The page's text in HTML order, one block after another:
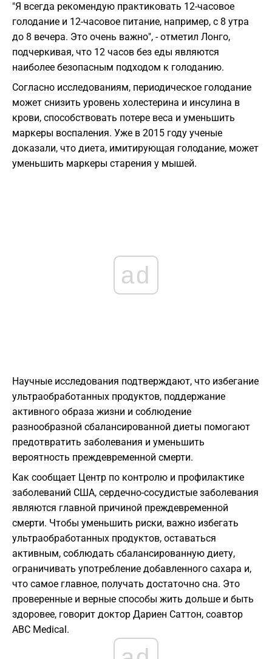
"Я всегда рекомендую практиковать 12-часовое
голодание и 12-часовое питание, например, с 8 утра
до 8 вечера. Это очень важно", - отметил Лонго,
подчеркивая, что 12 часов без еды являются
наиболее безопасным подходом к голоданию.
Согласно исследованиям, периодическое голодание
может снизить уровень холестерина и инсулина в
крови, способствовать потере веса и уменьшить
маркеры воспаления. Уже в 2015 году ученые
доказали, что диета, имитирующая голодание, может
уменьшить маркеры старения у мышей.
ad
Научные исследования подтверждают, что избегание
ультраобработанных продуктов, поддержание
активного образа жизни и соблюдение
разнообразной сбалансированной диеты помогают
предотвратить заболевания и уменьшить
вероятность преждевременной смерти.
Как сообщает Центр по контролю и профилактике
заболеваний США, сердечно-сосудистые заболевания
являются главной причиной преждевременной
смерти. Чтобы уменьшить риски, важно избегать
ультраобработанных продуктов, оставаться
активным, соблюдать сбалансированную диету,
ограничивать употребление добавленного сахара и,
что самое главное, получать достаточно сна. Это
проверенные и верные способы жить дольше и быть
здоровее, говорит доктор Дариен Саттон, соавтор
ABC Medical.